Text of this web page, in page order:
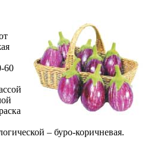
60
– буро-коричневая.